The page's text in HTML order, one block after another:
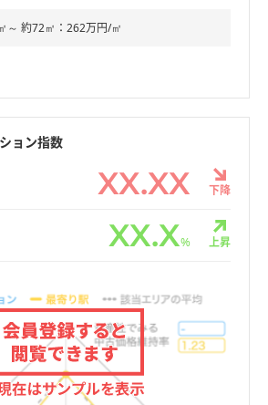
～ 約72㎡：262万円/㎡
ョン指数
XX.XX 下降
XX.X% 上昇